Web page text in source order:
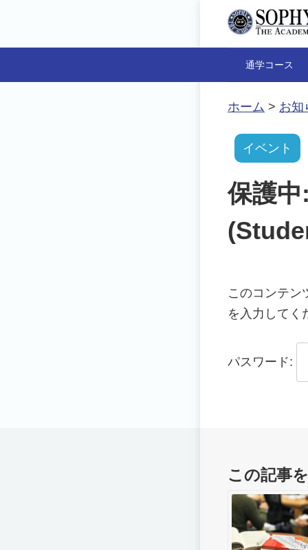
通学コース
ホーム > お知
イベント
保護
このコンテン
を入力してく
パスワード:
この記事